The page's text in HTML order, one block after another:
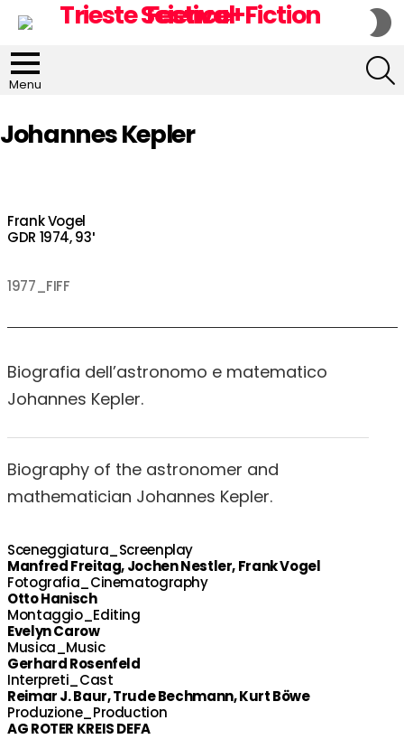
Menu
Johannes Kepler
Frank Vogel
GDR 1974, 93′
1977_FIFF
Biografia dell’astronomo e matematico
Johannes Kepler.
Biography of the astronomer and
mathematician Johannes Kepler.
Sceneggiatura_Screenplay
Manfred Freitag, Jochen Nestler, Frank Vogel
Fotografia_Cinematography
Otto Hanisch
Montaggio_Editing
Evelyn Carow
Musica_Music
Gerhard Rosenfeld
Interpreti_Cast
Reimar J. Baur, Trude Bechmann, Kurt Böwe
Produzione_Production
AG ROTER KREIS DEFA